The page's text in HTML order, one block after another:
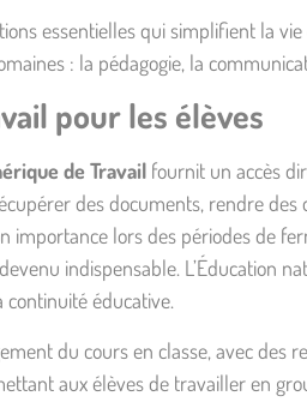
essentielles qui simplifient la
: la pédagogie, la
pour les élèves
de Travail fournit un accès
des documents, rendre
importance lors des périodes de
indispensable. L’Éducation
éducative.
du cours en classe, avec
aux élèves de travailler en